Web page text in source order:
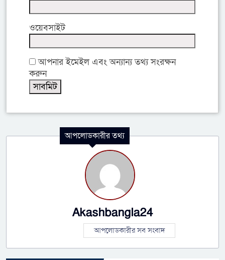
ওয়েবসাইট
আপনার ইমেইল এবং অন্যান্য তথ্য সংরক্ষন
করুন
আপলোডকারীর তথ্য
Akashbangla24
আপলোডকারীর সব সংবাদ